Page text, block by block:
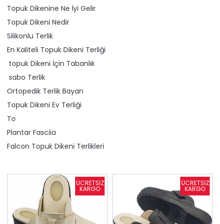
Topuk Dikenine Ne İyi Gelir
Topuk Dikeni Nedir
Silikonlu Terlik
En Kaliteli Topuk Dikeni Terliği
topuk Dikeni İçin Tabanlık
sabo Terlik
Ortopedik Terlik Bayan
Topuk Dikeni Ev Terliği
To
Plantar Fasciia
Falcon Topuk Dikeni Terlikleri